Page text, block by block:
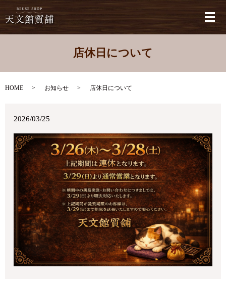
メ
店休日について
HOME お知らせ 店休日について
2026/03/25